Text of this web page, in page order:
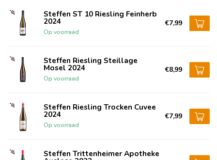
Steffen ST 10 Riesling Feinherb
2024
Op voorraad
€7,99
Steffen Riesling Steillage
Mosel 2024
Op voorraad
€8,99
Steffen Riesling Trocken Cuvee
2024
Op voorraad
€7,99
Steffen Trittenheimer Apotheke